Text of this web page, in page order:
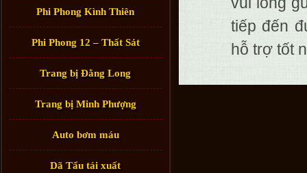
Phi Phong Kình Thiên
Phi Phong 12 – Thất Sát
Trang bị Đằng Long
Trang bị Minh Phượng
Auto bơm máu
Dã Tẩu tái xuất
tiếp đến
hỗ trợ tốt